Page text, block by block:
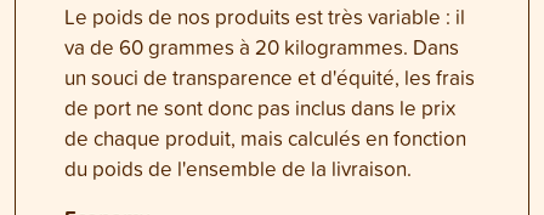
Le poids de nos produits est très variable : il
va de 60 grammes à 20 kilogrammes. Dans
un souci de transparence et d'équité, les frais
de port ne sont donc pas inclus dans le prix
de chaque produit, mais calculés en fonction
du poids de l'ensemble de la livraison.